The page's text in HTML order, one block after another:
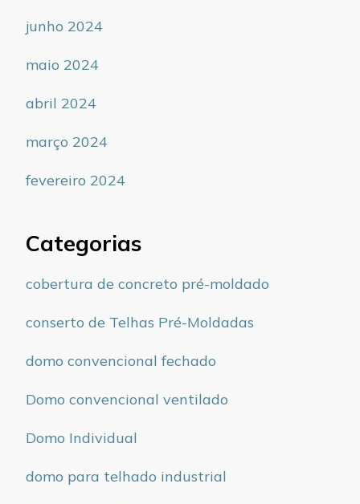
junho 2024
maio 2024
abril 2024
março 2024
fevereiro 2024
Categorias
cobertura de concreto pré-moldado
conserto de Telhas Pré-Moldadas
domo convencional fechado
Domo convencional ventilado
Domo Individual
domo para telhado industrial